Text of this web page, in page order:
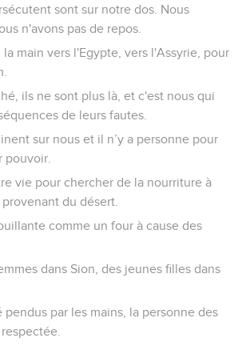
sont sur notre dos. Nous
n'avons pas de repos.
main vers l'Egypte, vers l'Assyrie, pour
ils ne sont plus là, et c'est nous qui
de leurs fautes.
sur nous et il n’y a personne pour
pouvoir.
vie pour chercher de la nourriture à
du désert.
comme un four à cause des
dans Sion, des jeunes filles dans
pendus par les mains, la personne des